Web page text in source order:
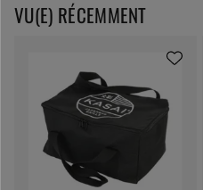
VU(E) RÉCEMMENT